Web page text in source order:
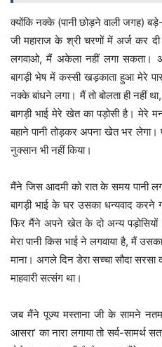
क्योंकि नक्के (पानी छोड़ने वाली जगह)
जी महाराज के श्री चरणों में अर्ज कर
लगवाओ, मैं अकेला नहीं लगा सकता।
बागड़ी भेष में कस्सी खड़काता हुआ मेरे
नक्के बांधने लगा। मैं तो बोलता ही नहीं
बागड़ी भाई मेरे खेत का पड़ोसी है। मेरे
बहाने पानी तोड़कर अपना खेत भर लेगा।
नुक्सान भी नहीं किया।
मैंने जिस आदमी को रात के समय पानी
बागड़ी भाई के घर उसका धन्यवाद करने
फिर मैंने अपने खेत के दो अन्य
मेरा पानी किस भाई ने लगवाया है, मैं
माना। अगले दिन डेरा सच्चा सौदा सरसा
माहवारी सत्संग था।
जब मैंने पूज्य मस्ताना जी के सामने
आसरा’ का नारा लगाया तो सर्व-